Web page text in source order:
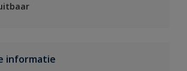
informatie